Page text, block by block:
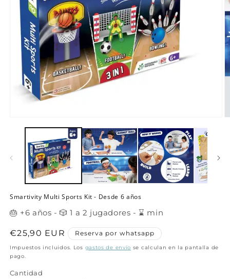
elemento
una
ventana
Smartivity Multi Sports Kit - Desde 6 años
🎂 +6 años - 🎲 1 a 2 jugadores - ⌛ min
Precio
habitual
€25,90 EUR Reserva por whatsapp
Impuestos incluidos. Los gastos de envío se calculan en la pantalla de
pago.
Cantidad
Cantidad